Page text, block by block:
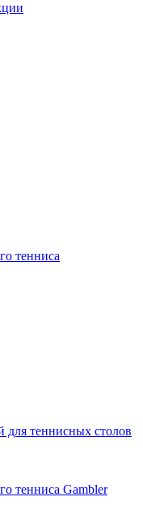
тенниса
для теннисных столов
тенниса Gambler